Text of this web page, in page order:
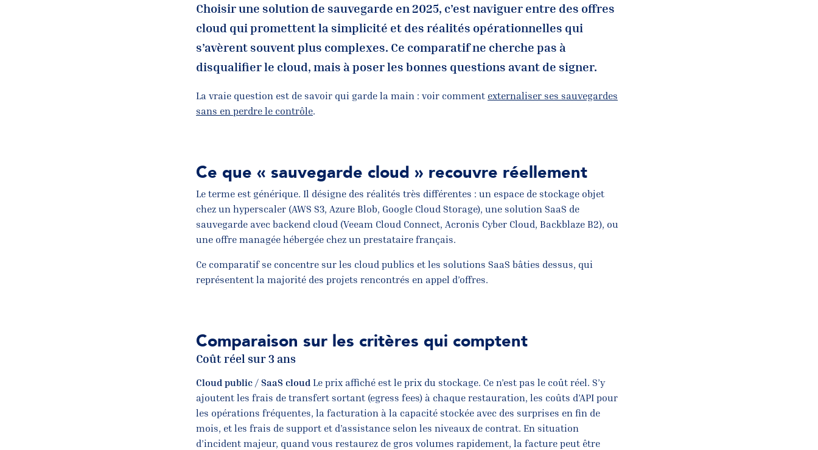
Choisir une solution de sauvegarde en 2025, c’est naviguer entre des offres
cloud qui promettent la simplicité et des réalités opérationnelles qui
s’avèrent souvent plus complexes. Ce comparatif ne cherche pas à
disqualifier le cloud, mais à poser les bonnes questions avant de signer.
La vraie question est de savoir qui garde la main : voir comment externaliser ses sauvegardes
sans en perdre le contrôle.
Ce que « sauvegarde cloud » recouvre réellement
Le terme est générique. Il désigne des réalités très différentes : un espace de stockage objet
chez un hyperscaler (AWS S3, Azure Blob, Google Cloud Storage), une solution SaaS de
sauvegarde avec backend cloud (Veeam Cloud Connect, Acronis Cyber Cloud, Backblaze B2), ou
une offre managée hébergée chez un prestataire français.
Ce comparatif se concentre sur les cloud publics et les solutions SaaS bâties dessus, qui
représentent la majorité des projets rencontrés en appel d’offres.
Comparaison sur les critères qui comptent
Coût réel sur 3 ans
Cloud public / SaaS cloud Le prix affiché est le prix du stockage. Ce n’est pas le coût réel. S’y
ajoutent les frais de transfert sortant (egress fees) à chaque restauration, les coûts d’API pour
les opérations fréquentes, la facturation à la capacité stockée avec des surprises en fin de
mois, et les frais de support et d’assistance selon les niveaux de contrat. En situation
d’incident majeur, quand vous restaurez de gros volumes rapidement, la facture peut être